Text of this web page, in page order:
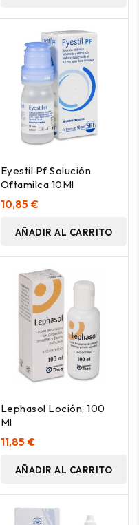
Eyestil Pf Solución
Oftamilca 10Ml
10,85 €
AÑADIR AL CARRITO
Lephasol Loción, 100
Ml
11,85 €
AÑADIR AL CARRITO